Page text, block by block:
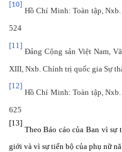
[10]
Hồ Chí Minh: Toàn tập,
524
[11]
Đảng Cộng sản Việt Nam,
XIII, Nxb. Chính trị quốc gia Sự
[12]
Hồ Chí Minh: Toàn tập,
625
[13]
Theo Báo cáo của Ban vì
giới và vì sự tiến bộ của phụ nữ